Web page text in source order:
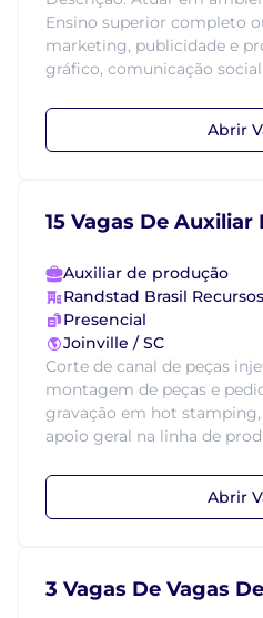
Ensino superior completo
marketing, publicidade e
gráfico, comunicação social
Abrir
15 Vagas De
Auxiliar de produção
Randstad Brasil
Presencial
Joinville / SC
Corte de canal de peças
montagem de peças e
gravação em hot
apoio geral na linha de
Abrir
3 Vagas De Vagas